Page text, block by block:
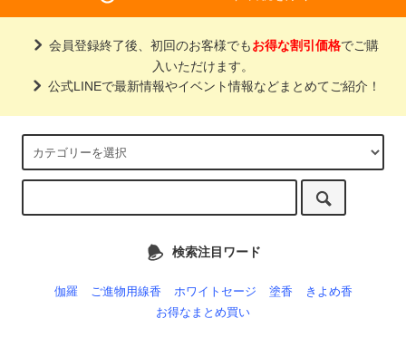
会員登録終了後、初回のお客様でもお得な割引価格でご購
入いただけます。
公式LINEで最新情報やイベント情報などまとめてご紹介！
検索注目ワード
伽羅 ご進物用線香 ホワイトセージ 塗香
きよめ香
お得なまとめ買い